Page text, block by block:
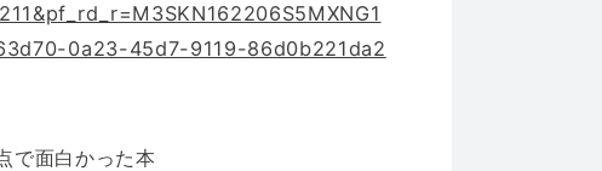
0a23-45d7-9119-86d0b221da2
で面白かった本